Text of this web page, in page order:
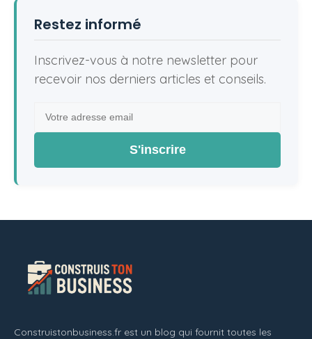
Restez informé
Inscrivez-vous à notre newsletter pour
recevoir nos derniers articles et conseils.
S'inscrire
Construistonbusiness.fr est un blog qui fournit toutes les